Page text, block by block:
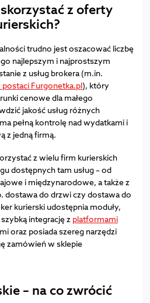
z oferty
trudno jest oszacować liczbę
najlepszym i najprostszym
z usług brokera (m.in.
Furgonetka.pl), który
cenowe dla małego
jakość usług różnych
pełną kontrolę nad wydatkami i
z jedną firmą.
z wielu firm kurierskich
dostępnych tam usług – od
i międzynarodowe, a także z
dostawa do drzwi czy dostawa do
kurierski udostępnia moduły,
integrację z platformami
oraz posiada szereg narzędzi
zamówień w sklepie
– na co zwrócić